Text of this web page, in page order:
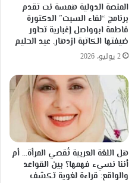
المنصة الدولية همسة نت تقدم
برنامج “لقاء السبت” الدكتورة
فاطمة ابوواصل إغبارية تحاور
ضيفتها الكاتبة ازدهار. عيد الحليم
2 يوليو، 2026
هل اللغة العربية تُقصي المرأة… أم
أننا نسيء فهمها؟ بين القواعد
والواقع: قراءة لغوية تكشف